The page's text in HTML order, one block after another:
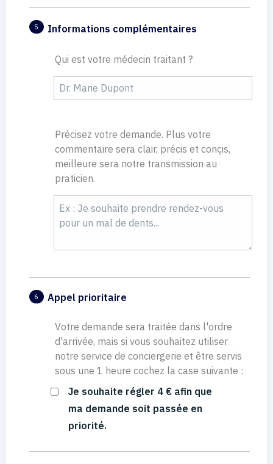
5 Informations complémentaires
Qui est votre médecin traitant ?
Précisez votre demande. Plus votre
commentaire sera clair, précis et conçis,
meilleure sera notre transmission au
praticien.
6 Appel prioritaire
Votre demande sera traitée dans l'ordre
d'arrivée, mais si vous souhaitez utiliser
notre service de conciergerie et être servis
sous une 1 heure cochez la case suivante :
Je souhaite régler 4 € afin que
ma demande soit passée en
priorité.